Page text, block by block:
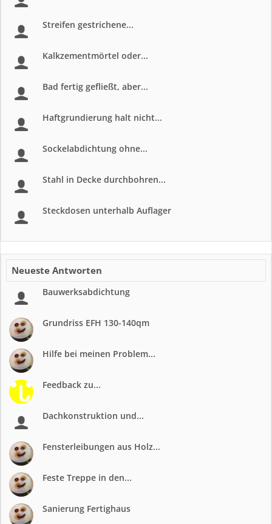
Streifen gestrichene...
Kalkzementmörtel oder...
Bad fertig gefließt, aber...
Haftgrundierung halt nicht...
Sockelabdichtung ohne...
Stahl in Decke durchbohren...
Steckdosen unterhalb Auflager
Neueste Antworten
Bauwerksabdichtung
Grundriss EFH 130-140qm
Hilfe bei meinen Problem...
Feedback zu...
Dachkonstruktion und...
Fensterleibungen aus Holz...
Feste Treppe in den...
Sanierung Fertighaus